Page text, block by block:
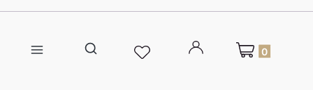
Otwórz wyszukiwarkę
Produkty w